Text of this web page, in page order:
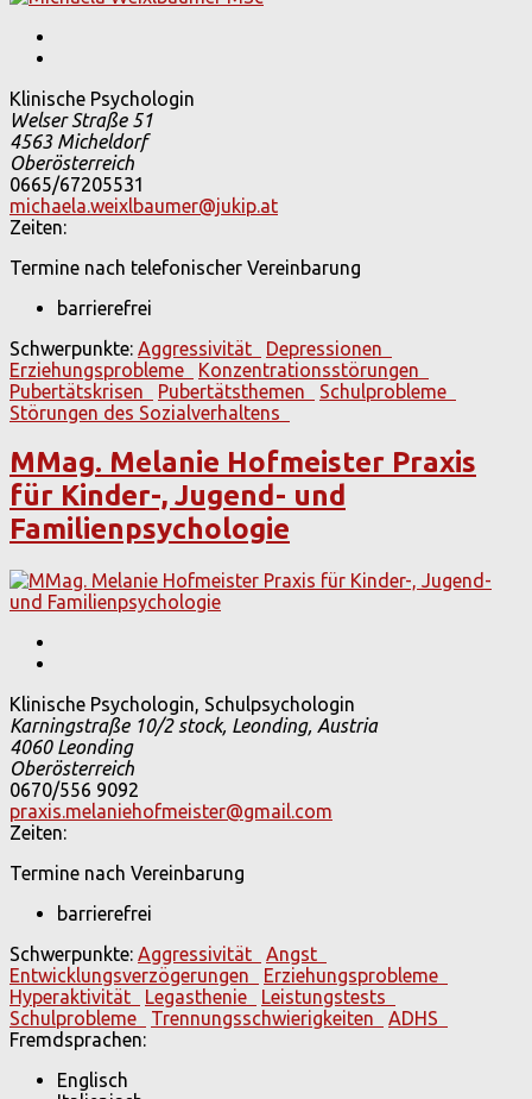
Klinische Psychologin
Welser Straße 51
4563Micheldorf
Oberösterreich
0665/67205531
michaela.weixlbaumer@jukip.at
Zeiten:
Termine nach telefonischer Vereinbarung
barrierefrei
Schwerpunkte: Aggressivität
Depressionen
Erziehungsprobleme
Konzentrationsstörungen
Pubertätskrisen
Pubertätsthemen
Schulprobleme
Störungen des Sozialverhaltens
MMag. Melanie Hofmeister Praxis
für Kinder-, Jugend- und
Familienpsychologie
Klinische Psychologin, Schulpsychologin
Karningstraße 10/2 stock, Leonding, Austria
4060 Leonding
Oberösterreich
0670/556 9092
praxis.melaniehofmeister@gmail.com
Zeiten:
Termine nach Vereinbarung
barrierefrei
Schwerpunkte: Aggressivität
Angst
Entwicklungsverzögerungen
Erziehungsprobleme
Hyperaktivität
Legasthenie
Leistungstests
Schulprobleme
Trennungsschwierigkeiten
ADHS
Fremdsprachen:
Englisch